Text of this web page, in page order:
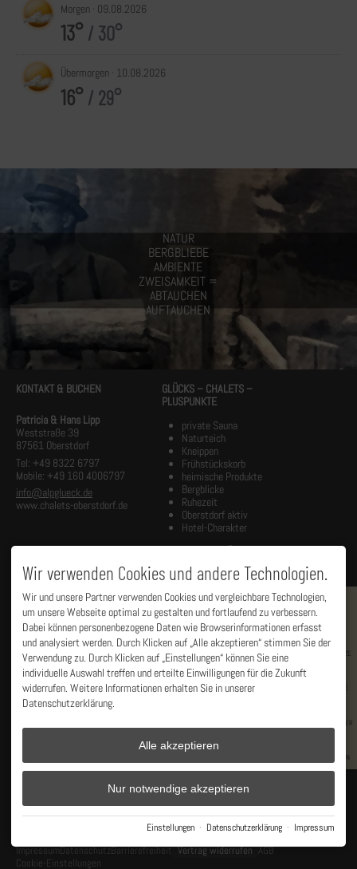
Morgen · 09.08.2026
13° / 30°
Übermorgen · 10.08.2026
16° / 29°
NATUR
BERGBLIEBE
AMBIENTE
ZWEISAMKEIT =
ABTAUCHEN
AUFTAUCHEN
KONTAKT & BUCHEN
Patricia & Hans Lipp
Weststraße 39
87561 Oberstdorf
Tel: +49 8322 6797
Mobile: +49 160 4006797
info@alpglueck.de
www.chalets-oberstdorf.de
GLÜCKS – CHALETS –
PLUSPUNKTE
private Sauna
Naturteich
Kneippen
Frühstückskorb
heimische Produkte
Bergblicke
Ruhezeit
Oberstdorf aktiv
Hotel-Charakter
... ein feines, kleines, sehr
hochwertig eingerichtetes
Chaletdorf. Im Herzen von
Oberstdorf, absolut ruhig gelegen.
Unsere großzügigen, frei stehenden
Chalets bieten luxuriösen Komfort
wie im Hotel, privat Sauna & Spa,
Frühstücksglück im Korb,
kneippsche Frische im Naturteich,
herrliche Bergblicke ...
Päärchen jeglichen Alters
Eltern, die frei haben
Paare, die ohne Kinder reisen
Großeltern mit Zeit
frisch Verliebte
Senioren mit Muse
Ihr sehnt Euch nach einer Auszeit,
nachleisem, lässigem Luxus
ImpressumDatenschutzBarrierefreiheit Vertrag widerrufen AGB
Cookie-Einstellungen
Facebook Instagram
RESTPLÄTZE
ANGEBOTE
NEWSLETTER
GUTSCHEIN
Wir verwenden Cookies und andere Technologien.
Wir und unsere Partner verwenden Cookies und vergleichbare Technologien,
um unsere Webseite optimal zu gestalten und fortlaufend zu verbessern.
Dabei können personenbezogene Daten wie Browserinformationen erfasst
und analysiert werden. Durch Klicken auf „Alle akzeptieren“ stimmen Sie der
Verwendung zu. Durch Klicken auf „Einstellungen“ können Sie eine
individuelle Auswahl treffen und erteilte Einwilligungen für die Zukunft
widerrufen. Weitere Informationen erhalten Sie in unserer
Datenschutzerklärung.
Alle akzeptieren
Nur notwendige akzeptieren
Einstellungen · Datenschutzerklärung · Impressum